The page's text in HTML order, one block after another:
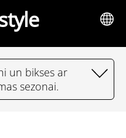
un bikses ar
sezonai.